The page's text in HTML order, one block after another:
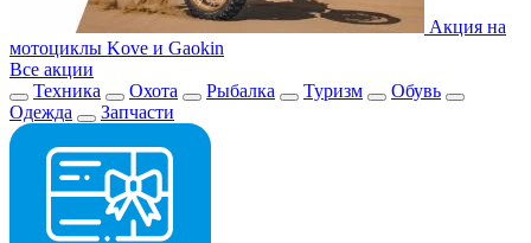
Акция на
мотоциклы Kove и Gaokin
Все акции
Техника
Охота Рыбалка Туризм
Обувь
Одежда
Запчасти